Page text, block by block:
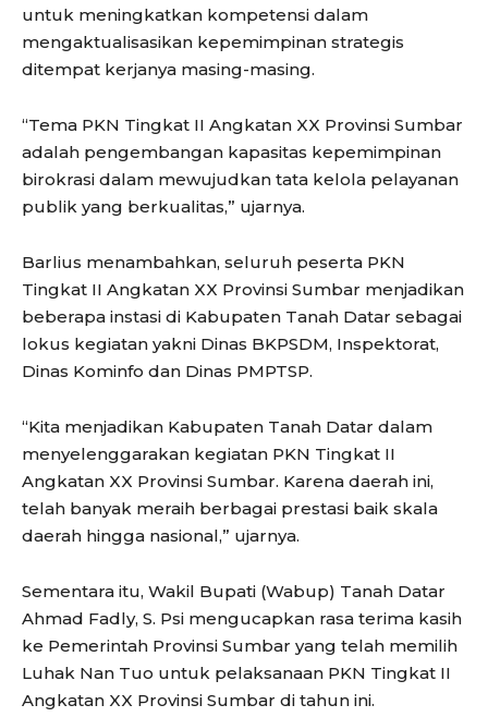
untuk meningkatkan kompetensi dalam
mengaktualisasikan kepemimpinan strategis
ditempat kerjanya masing-masing.
“Tema PKN Tingkat II Angkatan XX Provinsi Sumbar
adalah pengembangan kapasitas kepemimpinan
birokrasi dalam mewujudkan tata kelola pelayanan
publik yang berkualitas,” ujarnya.
Barlius menambahkan, seluruh peserta PKN
Tingkat II Angkatan XX Provinsi Sumbar menjadikan
beberapa instasi di Kabupaten Tanah Datar sebagai
lokus kegiatan yakni Dinas BKPSDM, Inspektorat,
Dinas Kominfo dan Dinas PMPTSP.
“Kita menjadikan Kabupaten Tanah Datar dalam
menyelenggarakan kegiatan PKN Tingkat II
Angkatan XX Provinsi Sumbar. Karena daerah ini,
telah banyak meraih berbagai prestasi baik skala
daerah hingga nasional,” ujarnya.
Sementara itu, Wakil Bupati (Wabup) Tanah Datar
Ahmad Fadly, S. Psi mengucapkan rasa terima kasih
ke Pemerintah Provinsi Sumbar yang telah memilih
Luhak Nan Tuo untuk pelaksanaan PKN Tingkat II
Angkatan XX Provinsi Sumbar di tahun ini.